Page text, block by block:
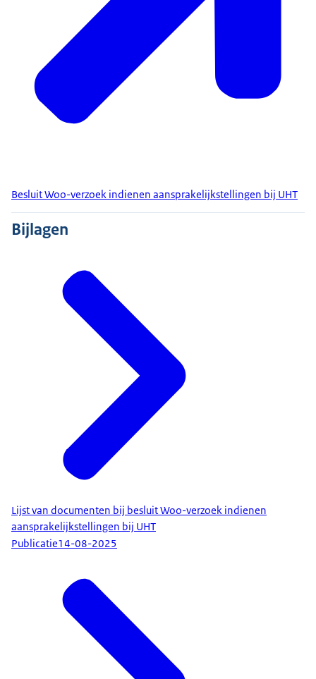
Besluit Woo-verzoek indienen aansprakelijkstellingen bij UHT
Bijlagen
Lijst van documenten bij besluit Woo-verzoek indienen
aansprakelijkstellingen bij UHT
Publicatie14-08-2025